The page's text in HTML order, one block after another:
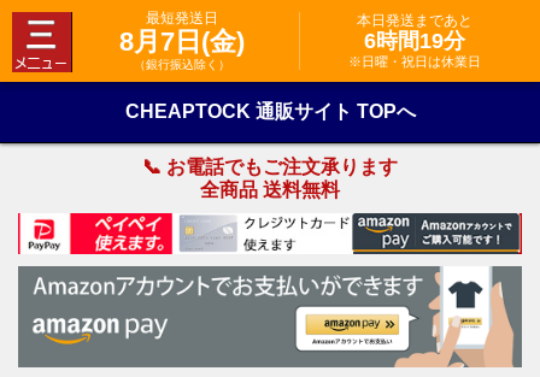
最短発送日
8月7日(金)
（銀行振込除く）
本日発送まであと
6時間19分
※日曜・祝日は休業日
CHEAPTOCK 通販サイト TOPへ
📞 お電話でもご注文承ります
全商品 送料無料